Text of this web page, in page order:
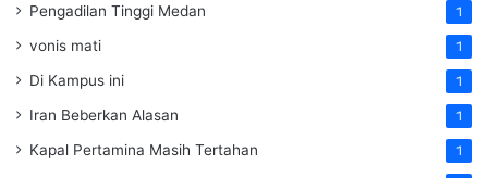
Pengadilan Tinggi Medan 1
vonis mati 1
Di Kampus ini 1
Iran Beberkan Alasan 1
Kapal Pertamina Masih Tertahan 1